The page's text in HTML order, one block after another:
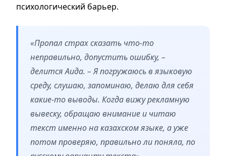
психологический барьер.
«Пропал страх сказать что-то
неправильно, допустить ошибку, –
делится Аида. – Я погружаюсь в языковую
среду, слушаю, запоминаю, делаю для себя
какие-то выводы. Когда вижу рекламную
вывеску, обращаю внимание и читаю
текст именно на казахском языке, а уже
потом проверяю, правильно ли поняла, по